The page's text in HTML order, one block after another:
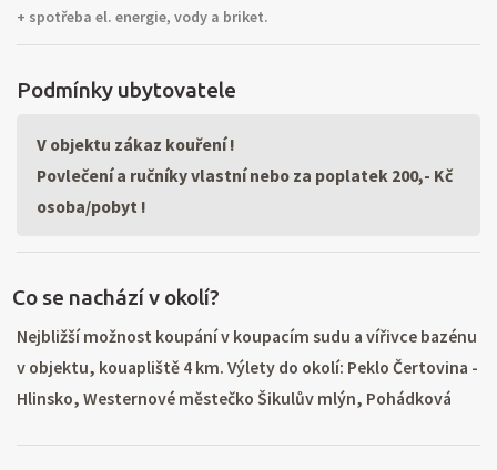
+ spotřeba el. energie, vody a briket.
Podmínky ubytovatele
V objektu zákaz kouření !
Povlečení a ručníky vlastní nebo za poplatek 200,- Kč
osoba/pobyt !
Co se nachází v okolí?
Nejbližší možnost koupání v koupacím sudu a vířivce bazénu
v objektu, kouapliště 4 km. Výlety do okolí: Peklo Čertovina -
Hlinsko, Westernové městečko Šikulův mlýn, Pohádková